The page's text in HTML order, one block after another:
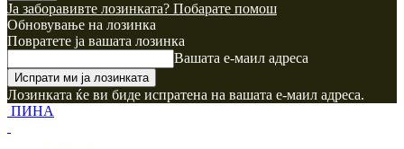
Ја заборавивте лозинката? Побарате помош
Обновување на лозинка
Повратете ја вашата лозинка
Вашата е-маил адреса
Лозинката ќе ви биде испратена на вашата е-маил адреса.
ПИНА